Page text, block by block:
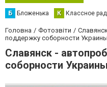
Б Бложенька К Классное
Головна Фотозвіти
поддержку соборности Украины
Славянск -
соборности Украины